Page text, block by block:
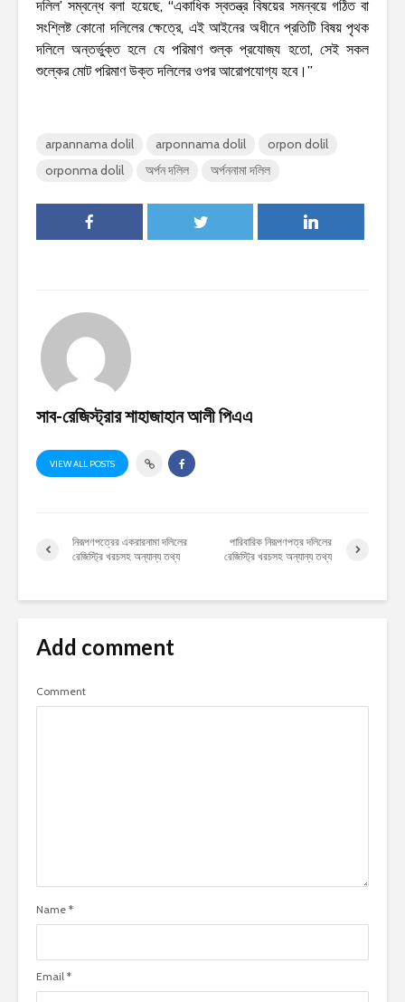
দলিল’ সম্বন্ধে বলা হয়েছে, “একাধিক স্বতন্ত্র বিষয়ের সমন্বয়ে গঠিত বা
সংশ্লিষ্ট কোনো দলিলের ক্ষেত্রে, এই আইনের অধীনে প্রতিটি বিষয় পৃথক
দলিলে অন্তর্ভুক্ত হলে যে পরিমাণ শুল্ক প্রযোজ্য হতো, সেই সকল
শুল্কের মোট পরিমাণ উক্ত দলিলের ওপর আরোপযোগ্য হবে।”
arpannama dolil arponnama dolil
orpon dolil
orponma dolil
অর্পন দলিল অর্পননামা দলিল
সাব-রেজিস্ট্রার শাহাজাহান আলী পিএএ
VIEW ALL POSTS
নিরূপণপত্রের একরারনামা দলিলের
রেজিস্ট্রি খরচসহ অন্যান্য তথ্য
পারিবারিক নিরূপণপত্র দলিলের
রেজিস্ট্রি খরচসহ অন্যান্য তথ্য
Add comment
Comment
Name *
Email *